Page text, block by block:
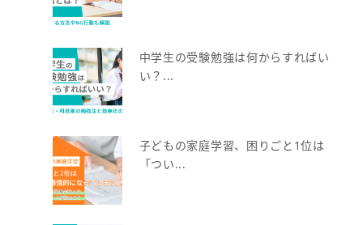
中学生の受験勉強は何からすればい
い？...
子どもの家庭学習、困りごと1位は
「つい...